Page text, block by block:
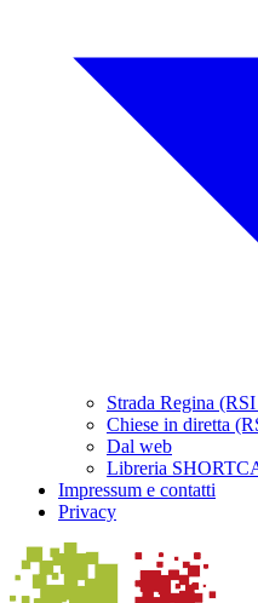
Strada Regina
Chiese in diretta
Dal web
Libreria
Impressum e contatti
Privacy